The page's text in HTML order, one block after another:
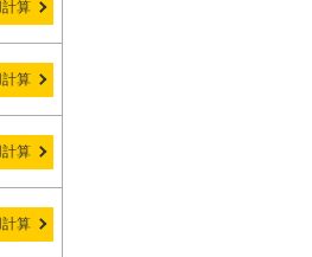
算
算
算
算